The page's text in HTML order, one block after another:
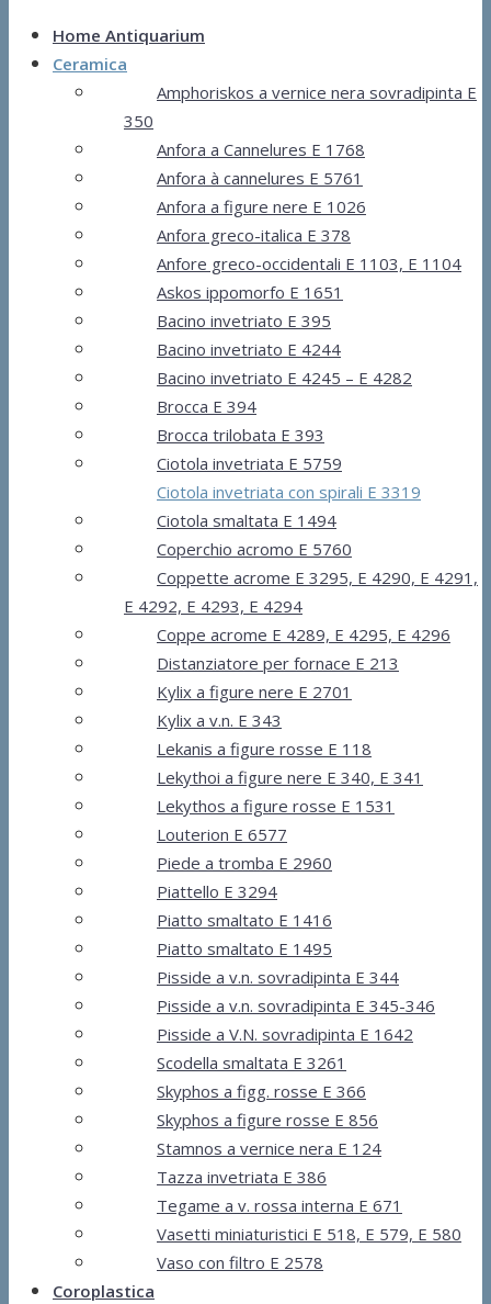
Home Antiquarium
Ceramica
Amphoriskos a vernice nera sovradipinta E
350
Anfora a Cannelures E 1768
Anfora à cannelures E 5761
Anfora a figure nere E 1026
Anfora greco-italica E 378
Anfore greco-occidentali E 1103, E 1104
Askos ippomorfo E 1651
Bacino invetriato E 395
Bacino invetriato E 4244
Bacino invetriato E 4245 – E 4282
Brocca E 394
Brocca trilobata E 393
Ciotola invetriata E 5759
Ciotola invetriata con spirali E 3319
Ciotola smaltata E 1494
Coperchio acromo E 5760
Coppette acrome E 3295, E 4290, E 4291,
E 4292, E 4293, E 4294
Coppe acrome E 4289, E 4295, E 4296
Distanziatore per fornace E 213
Kylix a figure nere E 2701
Kylix a v.n. E 343
Lekanis a figure rosse E 118
Lekythoi a figure nere E 340, E 341
Lekythos a figure rosse E 1531
Louterion E 6577
Piede a tromba E 2960
Piattello E 3294
Piatto smaltato E 1416
Piatto smaltato E 1495
Pisside a v.n. sovradipinta E 344
Pisside a v.n. sovradipinta E 345-346
Pisside a V.N. sovradipinta E 1642
Scodella smaltata E 3261
Skyphos a figg. rosse E 366
Skyphos a figure rosse E 856
Stamnos a vernice nera E 124
Tazza invetriata E 386
Tegame a v. rossa interna E 671
Vasetti miniaturistici E 518, E 579, E 580
Vaso con filtro E 2578
Coroplastica